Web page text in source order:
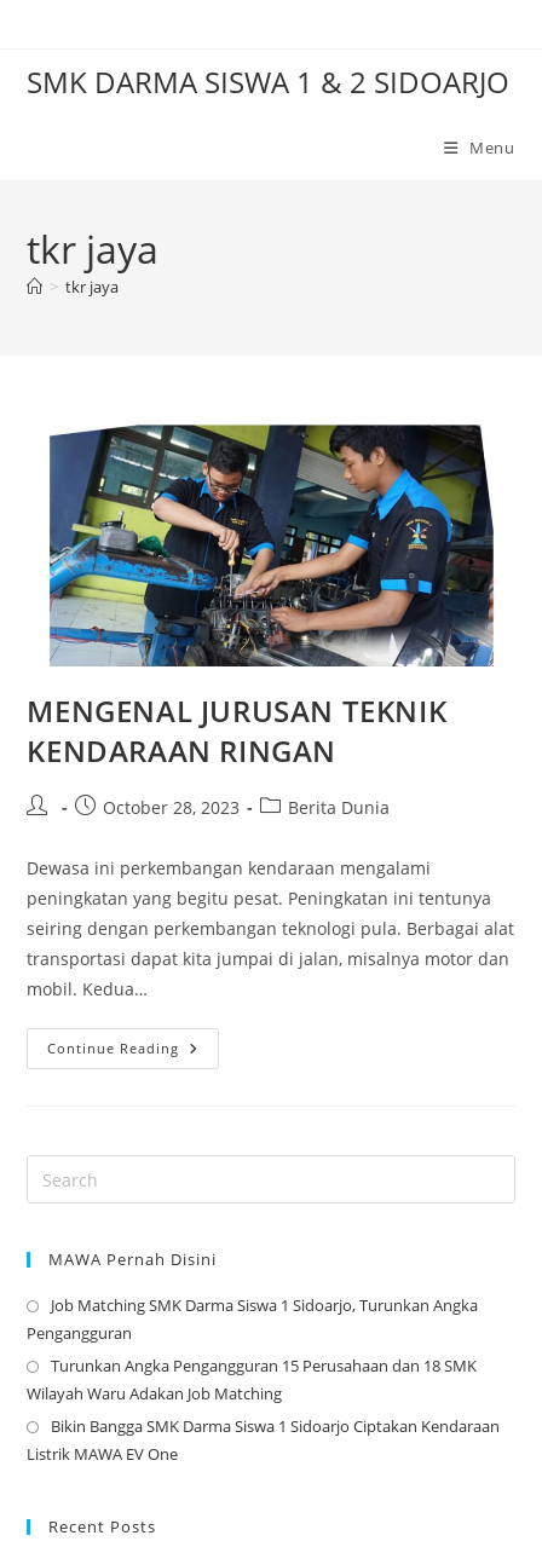
contentSMK DARMA SISWA 1 & 2 SIDOARJO
Menu
tkr jaya
> tkr jaya
MENGENAL JURUSAN TEKNIK
KENDARAAN RINGAN
Post
PostOctober 28, 2023
PostBerita Dunia
Dewasa ini perkembangan kendaraan mengalami
peningkatan yang begitu pesat. Peningkatan ini tentunya
seiring dengan perkembangan teknologi pula. Berbagai alat
transportasi dapat kita jumpai di jalan, misalnya motor dan
mobil. Kedua…
Continue Reading MENGENAL
JURUSAN
MAWA Pernah Disini
Job Matching SMK Darma Siswa 1 Sidoarjo, Turunkan Angka
Pengangguran
Turunkan Angka Pengangguran 15 Perusahaan dan 18 SMK
Wilayah Waru Adakan Job Matching
Bikin Bangga SMK Darma Siswa 1 Sidoarjo Ciptakan Kendaraan
Listrik MAWA EV One
Recent Posts